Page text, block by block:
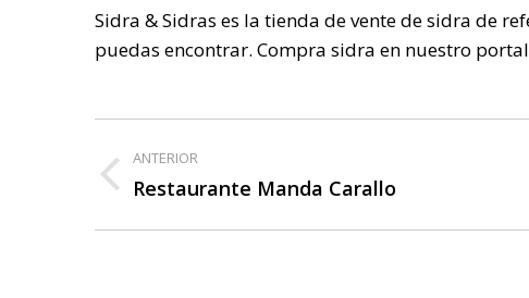
Sidra & Sidras es la tienda de vente de sidra de
puedas encontrar. Compra sidra en nuestro
Navegación
entre
publicaciones
ANTERIOR
Publicación
Restaurante Manda Carallo